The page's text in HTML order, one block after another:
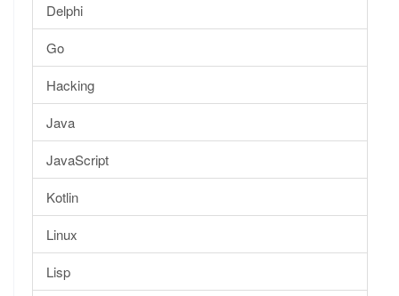
Delphi
Go
Hacking
Java
JavaScript
Kotlin
Linux
Lisp